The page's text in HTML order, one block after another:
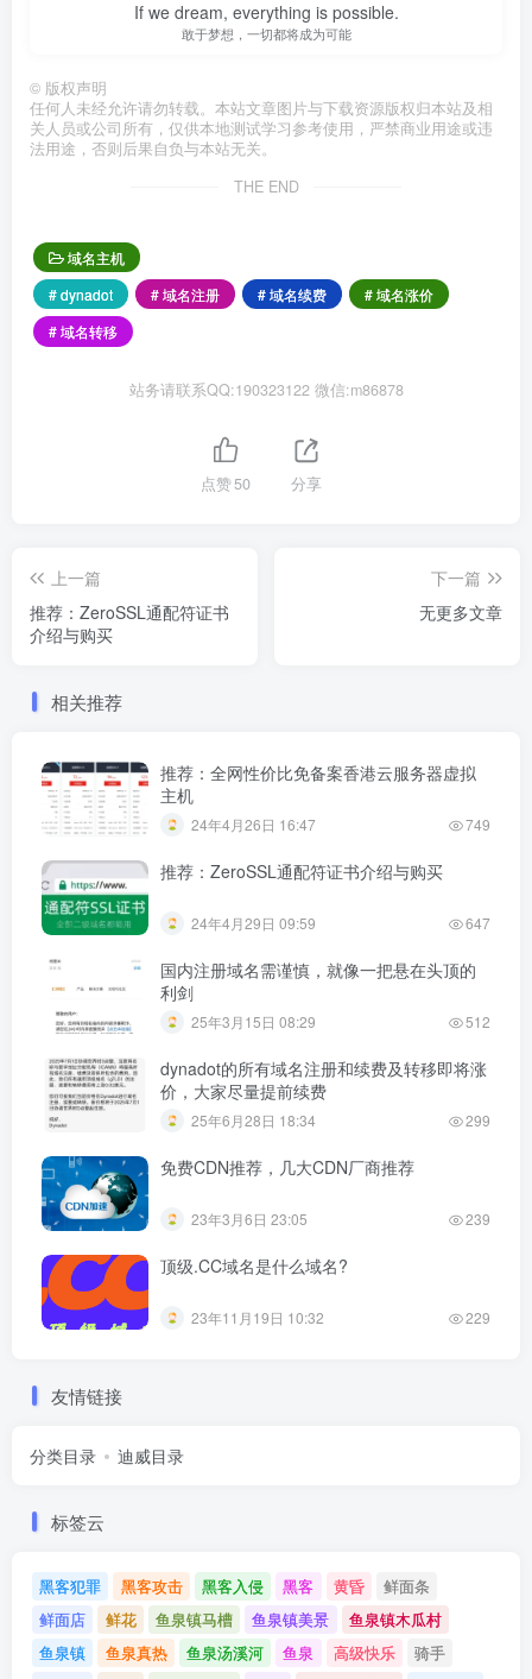
If we dream, everything is possible.
敢于梦想，一切都将成为可能
© 版权声明
任何人未经允许请勿转载。本站文章图片与下载资源版权归本站及相
关人员或公司所有，仅供本地测试学习参考使用，严禁商业用途或违
法用途，否则后果自负与本站无关。
THE END
域名主机
# dynadot
# 域名注册 # 域名续费
# 域名涨价
# 域名转移
站务请联系QQ:190323122 微信:m86878
点赞50 分享
上一篇
推荐：ZeroSSL通配符证书
介绍与购买
下一篇
无更多文章
相关推荐
推荐：全网性价比免备案香港云服务器虚拟
主机
24年4月26日 16:47 749
推荐：ZeroSSL通配符证书介绍与购买
24年4月29日 09:59 647
国内注册域名需谨慎，就像一把悬在头顶的
利剑
25年3月15日 08:29 512
dynadot的所有域名注册和续费及转移即将涨
价，大家尽量提前续费
25年6月28日 18:34 299
免费CDN推荐，几大CDN厂商推荐
23年3月6日 23:05 239
顶级.CC域名是什么域名?
23年11月19日 10:32 229
友情链接
分类目录 迪威目录
标签云
黑客犯罪 黑客攻击 黑客入侵 黑客 黄昏
鲜面条
鲜面店
鲜花 鱼泉镇马槽 鱼泉镇美景
鱼泉镇木瓜村
鱼泉镇
鱼泉真热 鱼泉汤溪河 鱼泉 高级快乐
骑手